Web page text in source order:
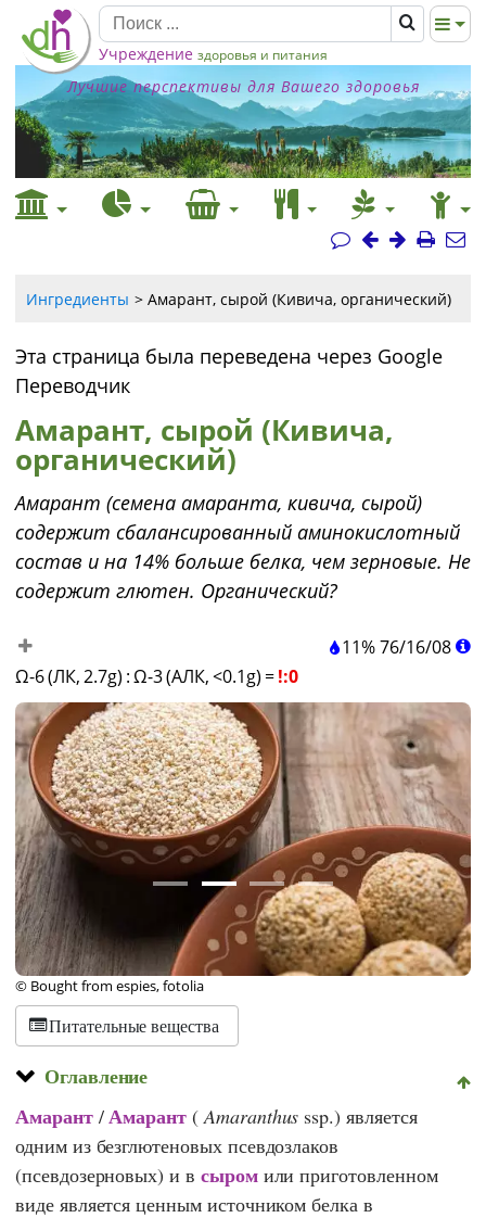
Учреждение здоровья и питания
Лучшие перспективы для Вашего здоровья
Ингредиенты Амарант, сырой (Кивича, органический)
Эта страница была переведена через Google
Переводчик
Амарант, сырой (Кивича,
органический)
Амарант (семена амаранта, кивича, сырой)
содержит сбалансированный аминокислотный
состав и на 14% больше белка, чем зерновые. Не
содержит глютен. Органический?
11%76/16/08
Ω-6 (ЛК, 2.7g) :Ω-3 (АЛК, <0.1g) =!:0
© Bought from espies, fotolia
Питательные вещества
Оглавление
Амарант/Амарант ( Amaranthus ssp.) является
одним из безглютеновых псевдозлаков
(псевдозерновых) и в сыромили приготовленном
виде является ценным источником белка в